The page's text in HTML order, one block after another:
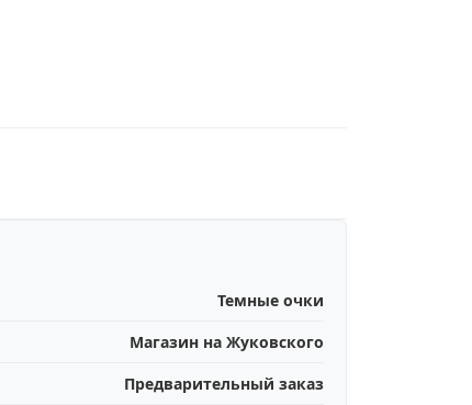
Темные очки
Магазин на Жуковского
Предварительный заказ